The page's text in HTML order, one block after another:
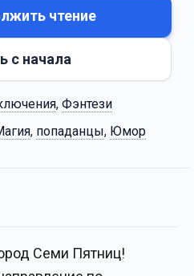
чтение
с начала
, Фэнтези
, попаданцы, Юмор
Семи Пятниц!